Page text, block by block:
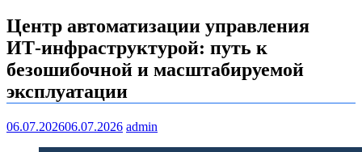
Центр автоматизации управления
ИТ‑инфраструктурой: путь к
безошибочной и масштабируемой
эксплуатации
06.07.202606.07.2026 admin